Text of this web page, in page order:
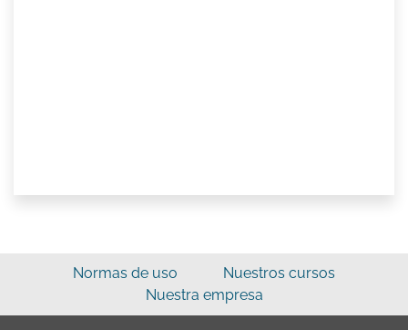
Normas de uso
Nuestros cursos
Nuestra empresa